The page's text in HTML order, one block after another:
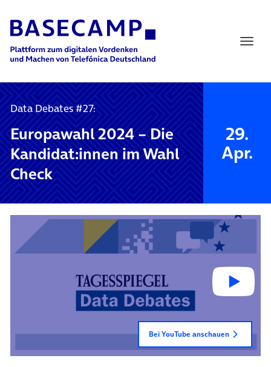
Main Navigation
Data Debates #27:
Europawahl 2024 – Die
Kandidat:innen im Wahl
Check
29.
Apr.
Bei YouTube anschauen